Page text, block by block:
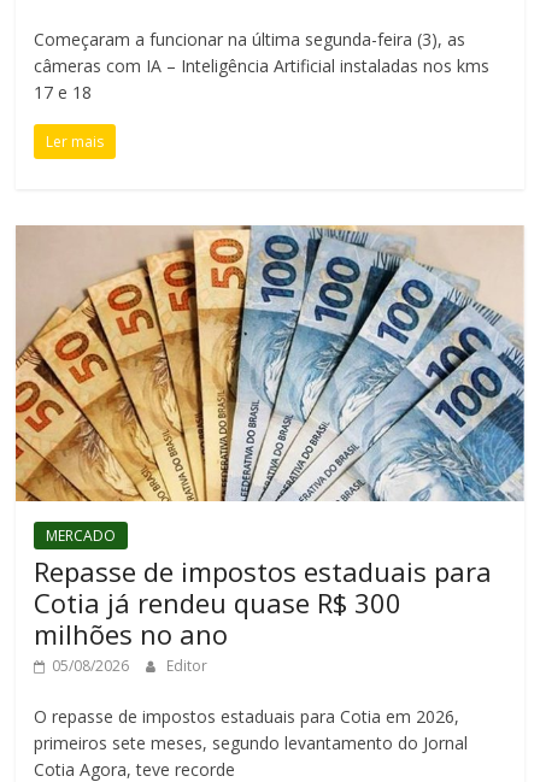
Começaram a funcionar na última segunda-feira (3), as
câmeras com IA – Inteligência Artificial instaladas nos kms
17 e 18
Ler mais
MERCADO
Repasse de impostos estaduais para
Cotia já rendeu quase R$ 300
milhões no ano
05/08/2026 Editor
O repasse de impostos estaduais para Cotia em 2026,
primeiros sete meses, segundo levantamento do Jornal
Cotia Agora, teve recorde